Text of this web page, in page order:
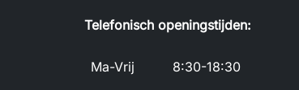
Telefonisch openingstijden:
Ma-Vrij
8:30-18:30